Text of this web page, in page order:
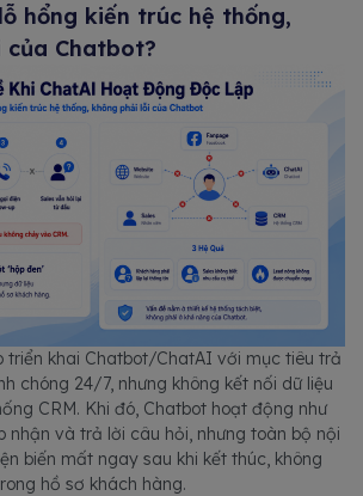
hổng kiến trúc hệ thống,
Chatbot?
triển khai Chatbot/ChatAI với mục tiêu trả
chóng 24/7, nhưng không kết nối dữ liệu
CRM. Khi đó, Chatbot hoạt động như
và trả lời câu hỏi, nhưng toàn bộ nội
biến mất ngay sau khi kết thúc, không
hồ sơ khách hàng.